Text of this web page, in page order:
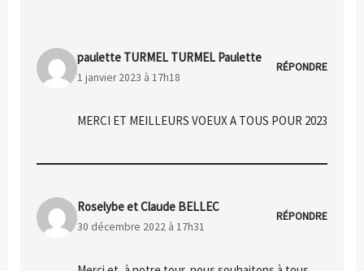
paulette TURMEL TURMEL Paulette
1 janvier 2023 à 17h18
RÉPONDRE
MERCI ET MEILLEURS VOEUX A TOUS POUR 2023
Roselybe et Claude BELLEC
30 décembre 2022 à 17h31
RÉPONDRE